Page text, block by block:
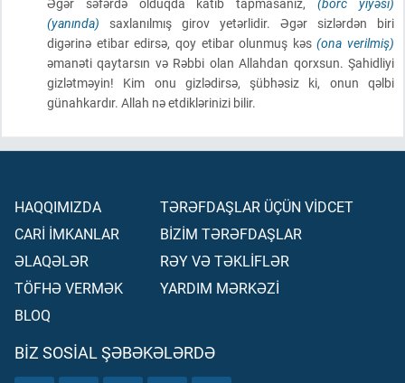
(yanında) saxlanılmış girov yetərlidir. Əgər sizlərdən biri
digərinə etibar edirsə, qoy etibar olunmuş kəs(ona verilmiş)
əmanəti qaytarsın və Rəbbi olan Allahdan qorxsun. Şahidliyi
gizlətməyin! Kim onu gizlədirsə, şübhəsiz ki, onun qəlbi
günahkardır. Allah nə etdiklərinizi bilir.
HAQQIMIZDA
CARİ İMKANLAR
ƏLAQƏLƏR
TÖFHƏ VERMƏK
BLOQ
TƏRƏFDAŞLAR ÜÇÜN VİDCET
BİZİM TƏRƏFDAŞLAR
RƏY VƏ TƏKLİFLƏR
YARDIM MƏRKƏZİ
BIZ SOSIAL ŞƏBƏKƏLƏRDƏ